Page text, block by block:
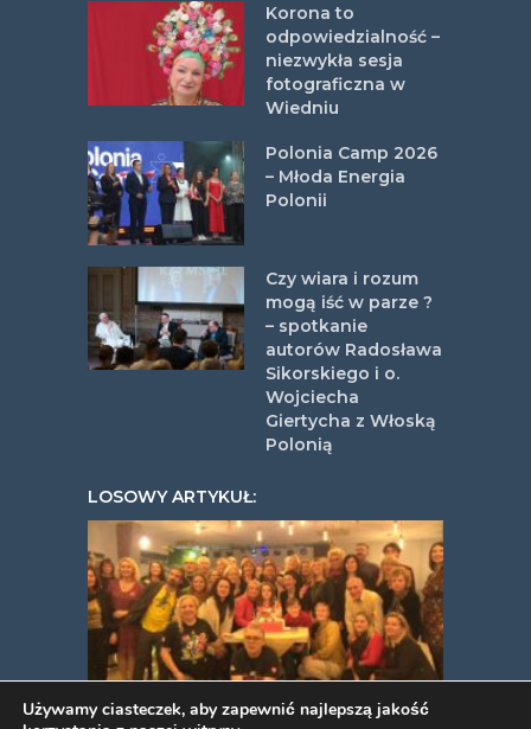
Korona to
odpowiedzialność –
niezwykła sesja
fotograficzna w
Wiedniu
Polonia Camp 2026
– Młoda Energia
Polonii
Czy wiara i rozum
mogą iść w parze ?
– spotkanie
autorów Radosława
Sikorskiego i o.
Wojciecha
Giertycha z Włoską
Polonią
LOSOWY ARTYKUŁ:
Używamy ciasteczek, aby zapewnić najlepszą jakość